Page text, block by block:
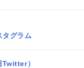
タグラム
）